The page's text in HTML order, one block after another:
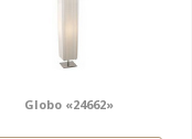
Globo «24662»